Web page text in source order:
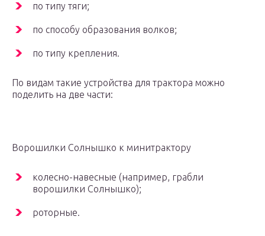
по типу тяги;
по способу образования волков;
по типу крепления.
По видам такие устройства для трактора можно
поделить на две части:
Ворошилки Солнышко к минитрактору
колесно-навесные (например, грабли
ворошилки Солнышко);
роторные.